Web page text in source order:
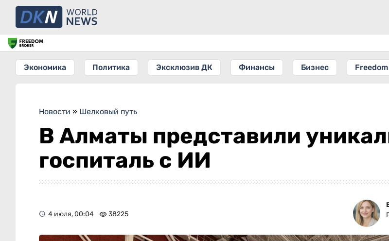
Экономика Политика Эксклюзив ДК Финансы Бизнес
Новости » Шелковый путь
В Алматы представили
госпиталь с ИИ
4 июля, 00:04 38225